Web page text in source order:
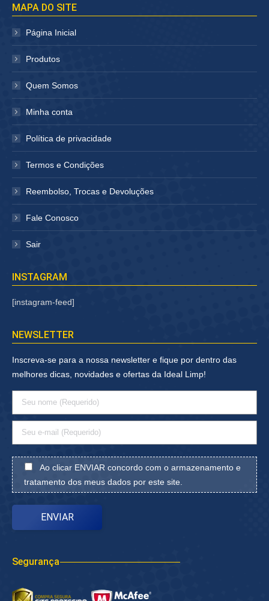
abre
em
janela
abre
janela
MAPA DO SITE
Página Inicial
Produtos
Quem Somos
Minha conta
Política de privacidade
Termos e Condições
Reembolso, Trocas e Devoluções
Fale Conosco
Sair
INSTAGRAM
[instagram-feed]
NEWSLETTER
Inscreva-se para a nossa newsletter e fique por dentro das
melhores dicas, novidades e ofertas da Ideal Limp!
Ao clicar ENVIAR concordo com o armazenamento e
tratamento dos meus dados por este site.
Segurança